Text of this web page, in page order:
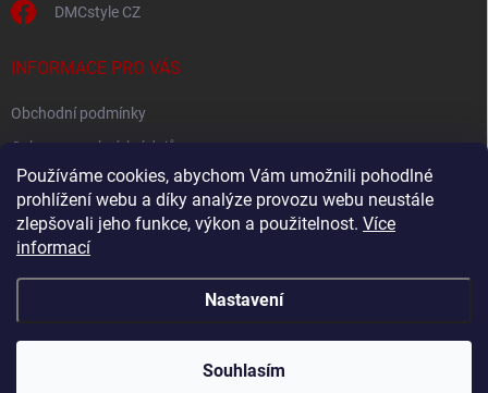
Používáme cookies, abychom Vám umožnili pohodlné
prohlížení webu a díky analýze provozu webu neustále
zlepšovali jeho funkce, výkon a použitelnost. Více
informací
Nastavení
Souhlasím
DMCstyle CZ
INFORMACE PRO VÁS
Obchodní podmínky
Ochrana osobních údajů
FACEBOOK
Copyright 2026DMC style. Všechna práva vyhrazena.Upravit nastavení
cookies